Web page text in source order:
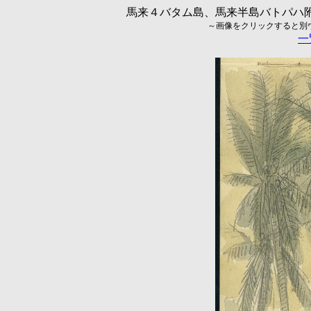
馬来４バタム島、馬来半島バトパハ
～画像をクリックすると
一